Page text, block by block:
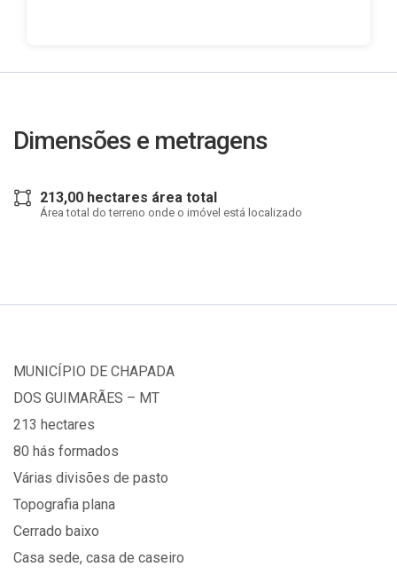
Dimensões e metragens
213,00 hectares área total
Área total do terreno onde o imóvel está localizado
MUNICÍPIO DE CHAPADA
DOS GUIMARÃES – MT
213 hectares
80 hás formados
Várias divisões de pasto
Topografia plana
Cerrado baixo
Casa sede, casa de caseiro